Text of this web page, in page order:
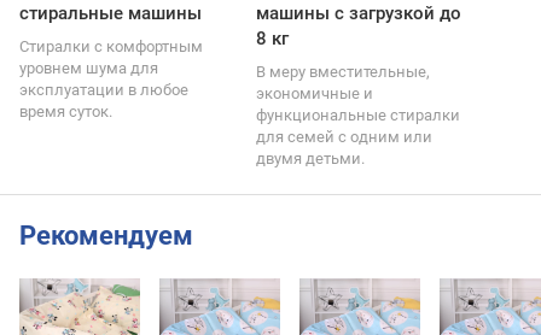
стиральные машины
Стиралки с комфортным
уровнем шума для
эксплуатации в любое
время суток.
машины с загрузкой до
8 кг
В меру вместительные,
экономичные и
функциональные стиралки
для семей с одним или
двумя детьми.
Рекомендуем